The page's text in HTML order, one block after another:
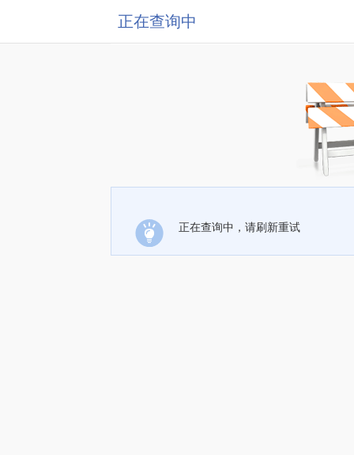
正在查询中
正在查询中，请刷新重试